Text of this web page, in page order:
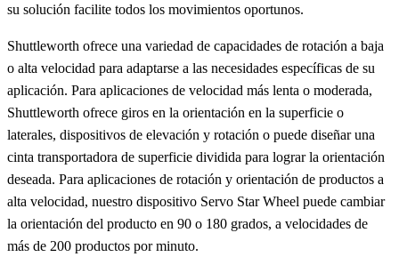
su solución facilite todos los movimientos oportunos.
Shuttleworth ofrece una variedad de capacidades de rotación a baja
o alta velocidad para adaptarse a las necesidades específicas de su
aplicación. Para aplicaciones de velocidad más lenta o moderada,
Shuttleworth ofrece giros en la orientación en la superficie o
laterales, dispositivos de elevación y rotación o puede diseñar una
cinta transportadora de superficie dividida para lograr la orientación
deseada. Para aplicaciones de rotación y orientación de productos a
alta velocidad, nuestro dispositivo Servo Star Wheel puede cambiar
la orientación del producto en 90 o 180 grados, a velocidades de
más de 200 productos por minuto.